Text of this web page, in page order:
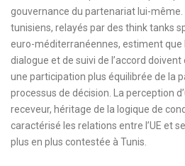
gouvernance du partenariat lui-même.
tunisiens, relayés par des think tanks
euro-méditerranéennes, estiment que
dialogue et de suivi de l’accord
une participation plus équilibrée de la
processus de décision. La perception
receveur, héritage de la logique de
caractérisé les relations entre l’UE et
plus en plus contestée à Tunis.